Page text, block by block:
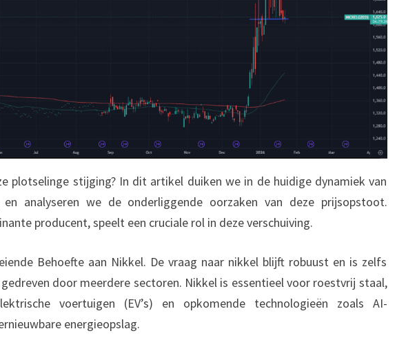
plotselinge stijging? In dit artikel duiken we in de huidige dynamiek van
analyseren we de onderliggende oorzaken van deze prijsopstoot.
producent, speelt een cruciale rol in deze verschuiving.
Behoefte aan Nikkel. De vraag naar nikkel blijft robuust en is zelfs
door meerdere sectoren. Nikkel is essentieel voor roestvrij staal,
voertuigen (EV’s) en opkomende technologieën zoals AI-
energieopslag.